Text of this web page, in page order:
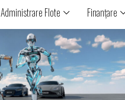
Administrare Flote Finanţare